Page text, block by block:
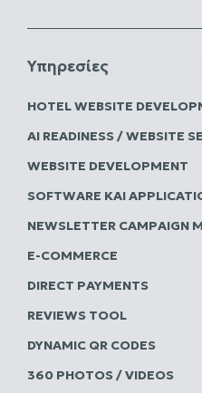
Υπηρεσίες
HOTEL WEBSITE
AI READINESS / WEBSITE
WEBSITE DEVELOPMENT
SOFTWARE ΚΑΙ
NEWSLETTER CAMPAIGN
E-COMMERCE
DIRECT PAYMENTS
REVIEWS TOOL
DYNAMIC QR CODES
360 PHOTOS / VIDEOS